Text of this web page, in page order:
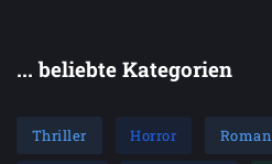
... beliebte Kategorien
Thriller Horror Roman